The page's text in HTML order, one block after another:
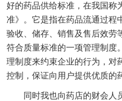
好的药品供给标准，在我国称
准》。它是指在药品流通过程
验收、储存、销售及售后效劳
符合质量标准的一项管理制度
理制度来约束企业的行为，对
控制，保证向用户提供优质的
同时我也向药店的财会人